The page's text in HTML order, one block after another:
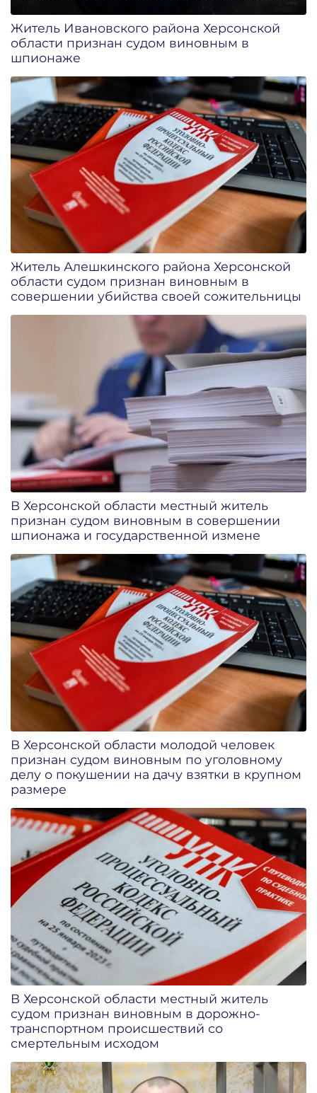
Житель Ивановского района Херсонской
области признан судом виновным в
шпионаже
Житель Алешкинского района Херсонской
области судом признан виновным в
совершении убийства своей сожительницы
В Херсонской области местный житель
признан судом виновным в совершении
шпионажа и государственной измене
В Херсонской области молодой человек
признан судом виновным по уголовному
делу о покушении на дачу взятки в крупном
размере
В Херсонской области местный житель
судом признан виновным в дорожно-
транспортном происшествий со
смертельным исходом